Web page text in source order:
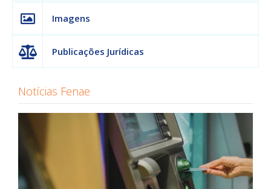
Imagens
Publicações Jurídicas
Notícias Fenae